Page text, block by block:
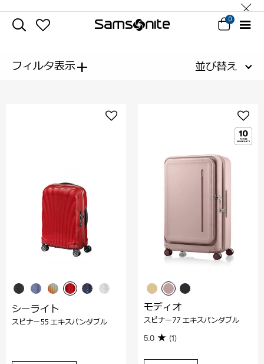
0
フィルタ表示+ 並び替え
シーライト
スピナー55 エキスパンダブル
モディオ
スピナー77 エキスパンダブル
5.0 (1)